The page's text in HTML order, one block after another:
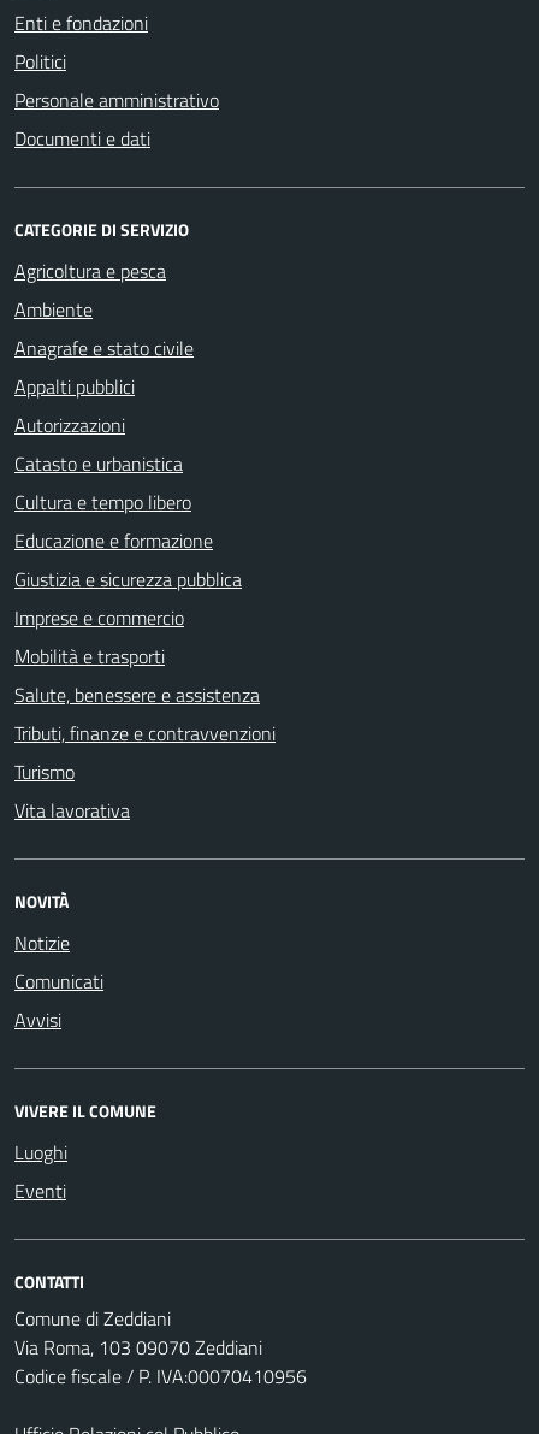
Enti e fondazioni
Politici
Personale amministrativo
Documenti e dati
CATEGORIE DI SERVIZIO
Agricoltura e pesca
Ambiente
Anagrafe e stato civile
Appalti pubblici
Autorizzazioni
Catasto e urbanistica
Cultura e tempo libero
Educazione e formazione
Giustizia e sicurezza pubblica
Imprese e commercio
Mobilità e trasporti
Salute, benessere e assistenza
Tributi, finanze e contravvenzioni
Turismo
Vita lavorativa
NOVITÀ
Notizie
Comunicati
Avvisi
VIVERE IL COMUNE
Luoghi
Eventi
CONTATTI
Comune di Zeddiani
Via Roma, 103 09070 Zeddiani
Codice fiscale / P. IVA:00070410956